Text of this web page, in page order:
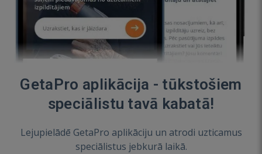
GetaPro aplikācija - tūkstošiem
speciālistu tavā kabatā!
Lejupielādē GetaPro aplikāciju un atrodi uzticamus
speciālistus jebkurā laikā.